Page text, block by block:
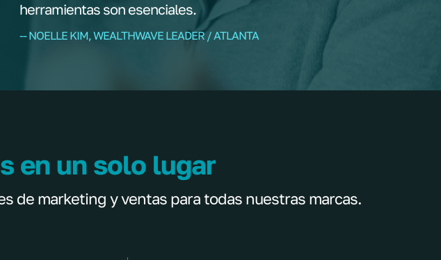
herramientas son esenciales.
-- NOELLE KIM, WEALTHWAVE LEADER / ATLANTA
en un solo lugar
de marketing y ventas para todas nuestras marcas.